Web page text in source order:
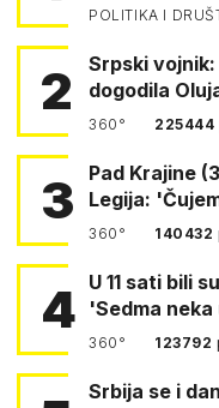
POLITIKA I
2
Srpski vojnik:
dogodila
360° 225444
3
Pad Krajine
Legija:
360° 140432
4 U 11 sati bili su pred Kninom. Gotovina:
'Sedma
360° 123792
Srbija se i